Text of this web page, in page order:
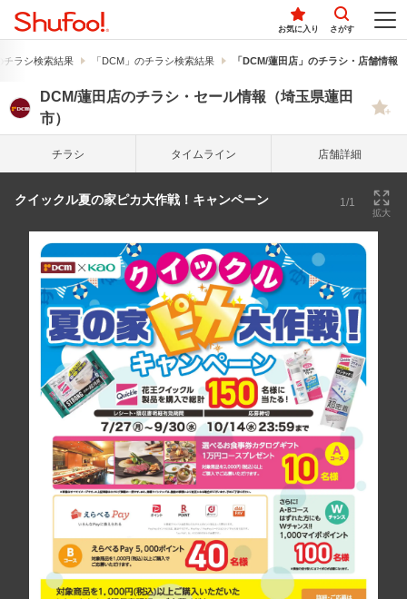
お気に入り さがす
チラシ検索結果 「DCM」のチラシ検索結果 「DCM/蓮田店」のチラシ・店舗情報
DCM/蓮田店のチラシ・セール情報（埼玉県蓮田
市）
チラシ タイム ライン 店舗詳細
クイックル夏の家ピカ大作戦！キャンペーン 1/1
拡大